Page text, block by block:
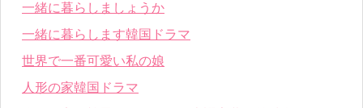
一緒に暮らしましょうか
一緒に暮らします韓国ドラマ
世界で一番可愛い私の娘
人形の家韓国ドラマ